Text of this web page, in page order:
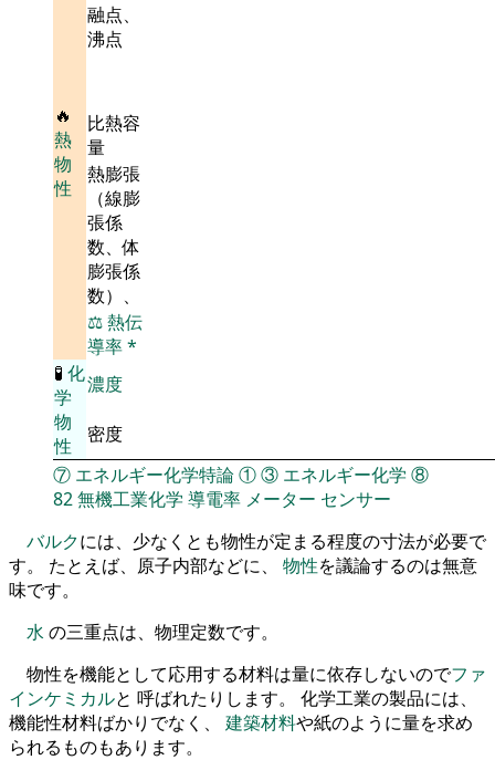
🔥
熱
物
性
融点、
沸点
比熱容
量
熱膨張
（線膨
張係
数、体
膨張係
数）、
⚖️熱伝
導率*
🧪 化
学
物
性
濃度
密度
⑦ エネルギー化学特論①③ エネルギー化学 ⑧
82無機工業化学 導電率 メーター センサー
バルクには、少なくとも物性が定まる程度の寸法が必要で
す。 たとえば、原子内部などに、 物性を議論するのは無意
味です。
水 の三重点は、物理定数です。
物性を機能として応用する材料は量に依存しないのでファ
インケミカルと 呼ばれたりします。 化学工業の製品には、
機能性材料ばかりでなく、 建築材料や紙のように量を求め
られるものもあります。